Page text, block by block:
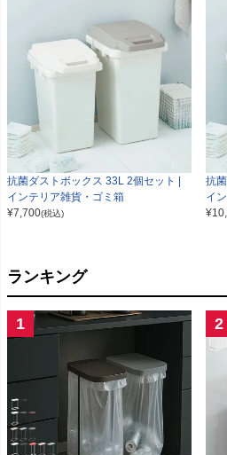
抗菌ダストボックス 33L 2個セット |
インテリア雑貨・ゴミ箱
¥7,700(税込)
抗
イ
¥
ランキング
1 2